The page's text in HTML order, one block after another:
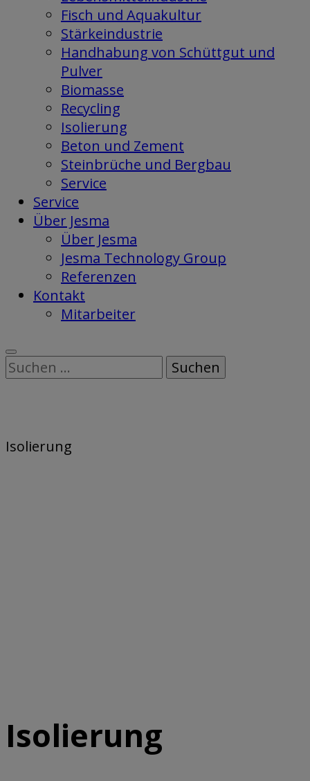
Fisch und Aquakultur
Stärkeindustrie
Handhabung von Schüttgut und
Pulver
Biomasse
Recycling
Isolierung
Beton und Zement
Steinbrüche und Bergbau
Service
Service
Über Jesma
Über Jesma
Jesma Technology Group
Referenzen
Kontakt
Mitarbeiter
Suchen
nach:
Isolierung
Isolierung